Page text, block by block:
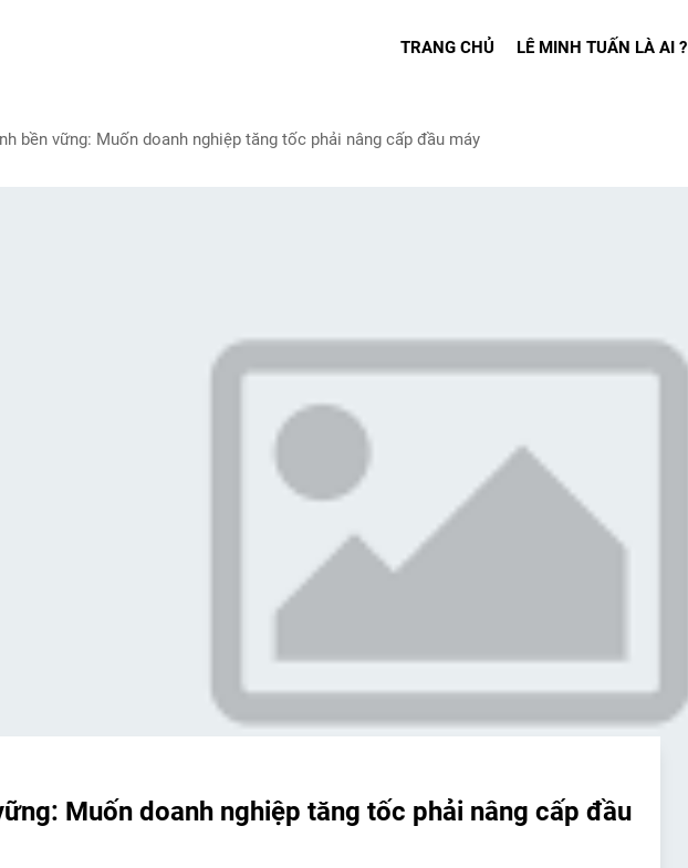
TRANG CHỦ LÊ MINH TUẤN LÀ AI ?
bền vững: Muốn doanh nghiệp tăng tốc phải nâng cấp đầu máy
Muốn doanh nghiệp tăng tốc phải nâng cấp đầu